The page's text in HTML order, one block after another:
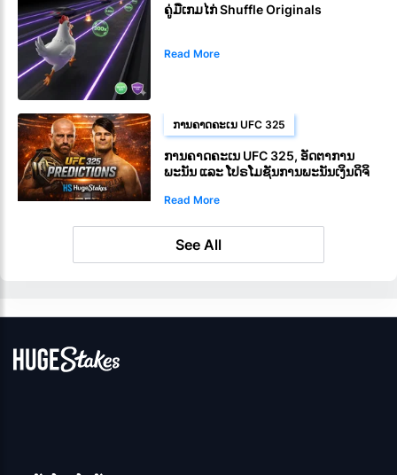
ຄູ່ມືເກມໄກ່ Shuffle Originals
Read More
ການຄາດຄະເນ UFC 325
ການຄາດຄະເນ UFC 325, ອັດຕາການ
ພະນັນ ແລະ ໂປຣໂມຊັນການພະນັນເງິນດິຈິ
Read More
See All